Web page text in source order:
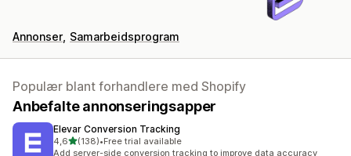
Annonser Samarbeidsprogram
Populær blant forhandlere med Shopify
Anbefalte annonseringsapper
Elevar Conversion Tracking
4,6av 5 stjerner
(138)
Totalt 138 omtaler
•Free trial available
Add server-side conversion tracking to improve data accuracy